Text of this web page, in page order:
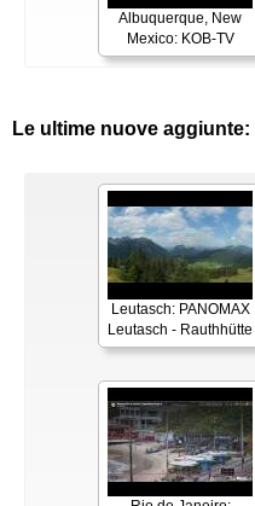
Albuquerque, New
Mexico: KOB-TV
Le ultime nuove aggiunte:
Leutasch: PANOMAX
Leutasch - Rauthhütte